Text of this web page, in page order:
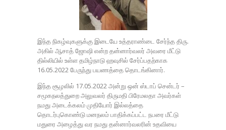
இந்த நிகழ்வுகளுக்கு இடையே உத்தராண்டை சேர்ந்த திரு.
அகில் ஆசாத் ஜோஷி என்ற தன்னார்வலர் அவரை மீட்டு
தில்லியில் உள்ள தமிழ்நாடு ஹவுசில் சேர்ப்பதற்காக
16.05.2022 பேருந்து பயணத்தை தொடங்கினார்.
இந்த சூழலில் 17.05.2022 அன்று ஒன் ஸ்டாப் சென்டர் –
சமூகநலத்துறை அலுவலர் திருமதி பிரேமலதா அவர்கள்
நமது அடைக்கலம் முதியோர் இல்லத்தை
தொடர்புகொண்டு மனநலம் பாதிக்கப்பட்ட நபரை மீட்டு
மதுரை அழைத்து வர நமது தன்னார்வலரின் உதவியை